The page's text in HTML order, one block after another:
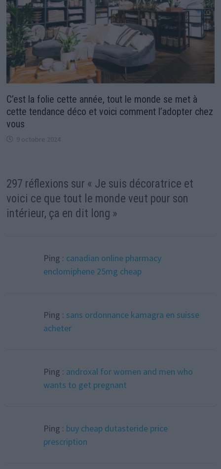
C’est la folie cette année, tout le monde se met à
cette tendance déco et voici comment l’adopter chez
vous
9 octobre 2024
297 réflexions sur « Je suis décoratrice et
voici ce que tout le monde veut pour son
intérieur, ça en dit long »
Ping : canadian online pharmacy
enclomiphene 25mg cheap
Ping : sans ordonnance kamagra en suisse
acheter
Ping : androxal for women and men who
wants to get pregnant
Ping : buy cheap dutasteride price
prescription